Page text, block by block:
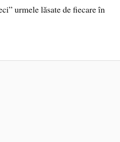
urmele lăsate de fiecare în